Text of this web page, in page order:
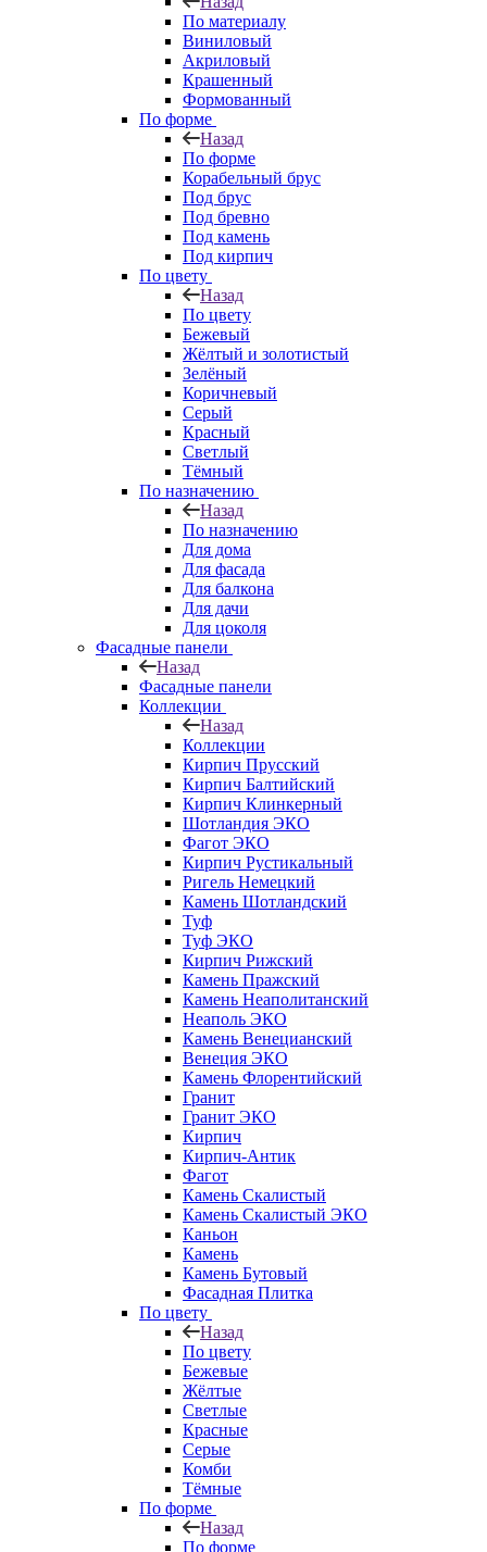
По материалу
Виниловый
Акриловый
Крашенный
Формованный
По форме
Назад
По форме
Корабельный брус
Под брус
Под бревно
Под камень
Под кирпич
По цвету
Назад
По цвету
Бежевый
Жёлтый и золотистый
Зелёный
Коричневый
Серый
Красный
Светлый
Тёмный
По назначению
Назад
По назначению
Для дома
Для фасада
Для балкона
Для дачи
Для цоколя
Фасадные панели
Назад
Фасадные панели
Коллекции
Назад
Коллекции
Кирпич Прусский
Кирпич Балтийский
Кирпич Клинкерный
Шотландия ЭКО
Фагот ЭКО
Кирпич Рустикальный
Ригель Немецкий
Камень Шотландский
Туф
Туф ЭКО
Кирпич Рижский
Камень Пражский
Камень Неаполитанский
Неаполь ЭКО
Камень Венецианский
Венеция ЭКО
Камень Флорентийский
Гранит
Гранит ЭКО
Кирпич
Кирпич-Антик
Фагот
Камень Скалистый
Камень Скалистый ЭКО
Каньон
Камень
Камень Бутовый
Фасадная Плитка
По цвету
Назад
По цвету
Бежевые
Жёлтые
Светлые
Красные
Серые
Комби
Тёмные
По форме
Назад
По форме